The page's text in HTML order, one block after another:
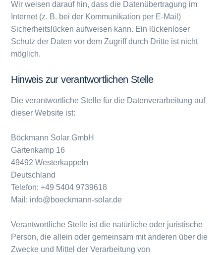
Wir weisen darauf hin, dass die Datenübertragung im
Internet (z. B. bei der Kommunikation per E-Mail)
Sicherheitslücken aufweisen kann. Ein lückenloser
Schutz der Daten vor dem Zugriff durch Dritte ist nicht
möglich.
Hinweis zur verantwortlichen Stelle
Die verantwortliche Stelle für die Datenverarbeitung auf
dieser Website ist:
Böckmann Solar GmbH
Gartenkamp 16
49492 Westerkappeln
Deutschland
Telefon: +49 5404 9739618
Mail: info@boeckmann-solar.de
Verantwortliche Stelle ist die natürliche oder juristische
Person, die allein oder gemeinsam mit anderen über die
Zwecke und Mittel der Verarbeitung von